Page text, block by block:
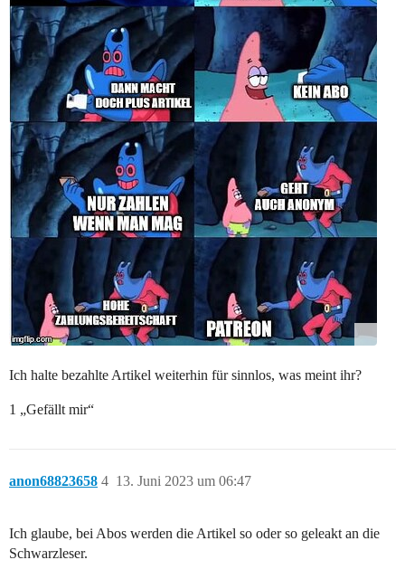
Ich halte bezahlte Artikel weiterhin für sinnlos, was meint ihr?
1 „Gefällt mir“
anon68823658 13. Juni 2023 um 06:47
4
Ich glaube, bei Abos werden die Artikel so oder so geleakt an die
Schwarzleser.